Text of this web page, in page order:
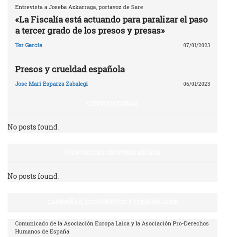
Entrevista a Joseba Azkarraga, portavoz de Sare
«La Fiscalía está actuando para paralizar el paso
a tercer grado de los presos y presas»
Ter García 07/01/2023
Presos y crueldad española
Jose Mari Esparza Zabalegi 06/01/2023
No posts found.
No posts found.
Comunicado de la Asociación Europa Laica y la Asociación Pro-Derechos
Humanos de España